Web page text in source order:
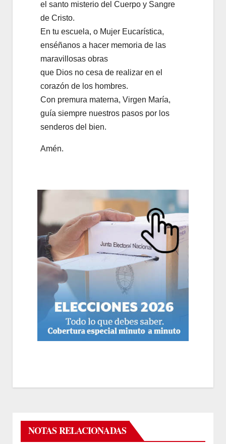
el santo misterio del Cuerpo y Sangre
de Cristo.
En tu escuela, o Mujer Eucarística,
enséñanos a hacer memoria de las
maravillosas obras
que Dios no cesa de realizar en el
corazón de los hombres.
Con premura materna, Virgen María,
guía siempre nuestros pasos por los
senderos del bien.
Amén.
NOTAS RELACIONADAS